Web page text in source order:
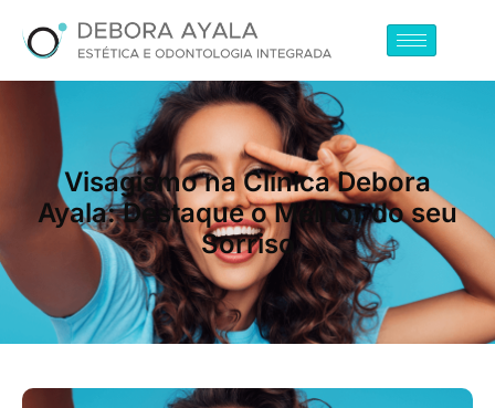
Visagismo na Clínica Debora
Ayala: Destaque o Melhor do seu
Sorriso